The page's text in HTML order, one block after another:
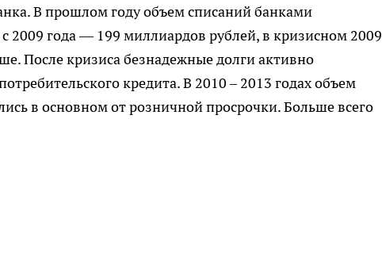
В прошлом году объем списаний банками
2009 года — 199 миллиардов рублей, в кризисном 2009
После кризиса безнадежные долги активно
кредита. В 2010 – 2013 годах объем
в основном от розничной просрочки. Больше всего